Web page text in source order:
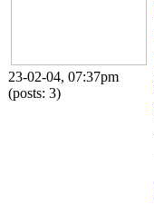
23-02-04, 07:37pm
(posts: 3)